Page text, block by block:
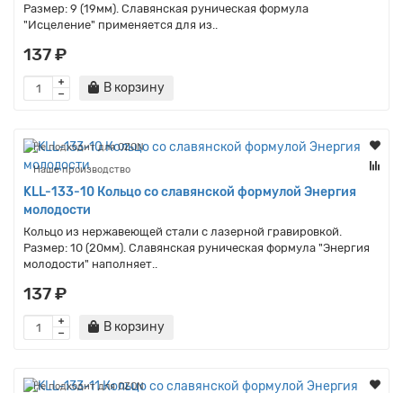
Размер: 9 (19мм). Славянская руническая формула
"Исцеление" применяется для из..
137 ₽
В корзину
Не подходит для OZON
Наше производство
KLL-133-10 Кольцо со славянской формулой Энергия
молодости
Кольцо из нержавеющей стали с лазерной гравировкой.
Размер: 10 (20мм). Славянская руническая формула "Энергия
молодости" наполняет..
137 ₽
В корзину
Не подходит для OZON